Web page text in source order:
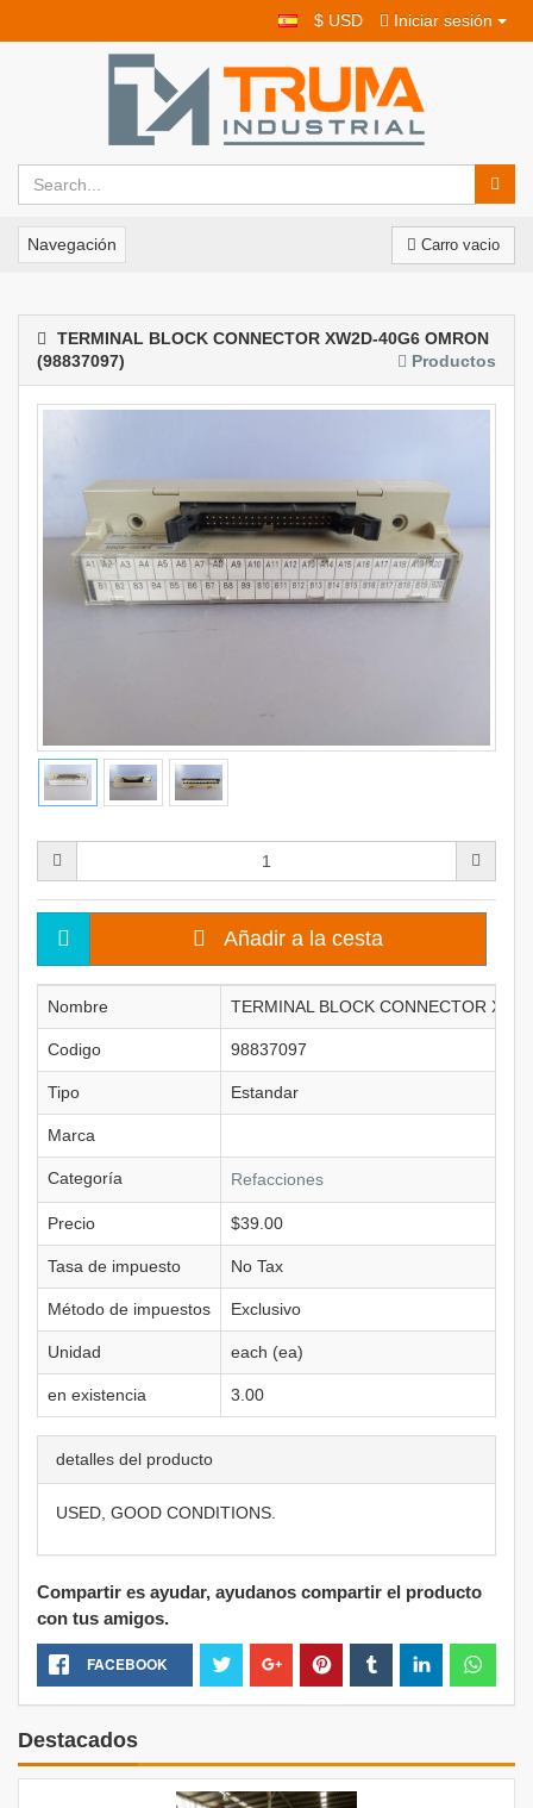
$ USD Iniciar sesión
Navegación Carro vacio
TERMINAL BLOCK CONNECTOR XW2D-40G6 OMRON
(98837097)
Productos
Añadir a la cesta
Nombre TERMINAL BLOCK CONNECTOR
Codigo 98837097
Tipo Estandar
Marca
Categoría Refacciones
Precio $39.00
Tasa de impuesto No Tax
Método de impuestos Exclusivo
Unidad each (ea)
en existencia 3.00
detalles del producto
USED, GOOD CONDITIONS.
Compartir es ayudar, ayudanos compartir el producto
con tus amigos.
FACEBOOK
Destacados